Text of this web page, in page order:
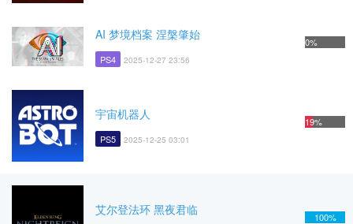
AI 梦境档案 涅槃肇始
PS4 2025-12-27 23:56
0%
宇宙机器人
PS5 2025-12-25 03:01
19%
艾尔登法环 黑夜君临 100%